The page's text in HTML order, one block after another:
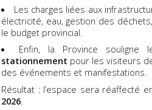
Les charges liées aux
électricité, eau, gestion des
le budget provincial.
Enfin, la Province souligne
stationnement pour les visiteurs
des événements et manifestations.
Résultat : l’espace sera réaffecté
2026